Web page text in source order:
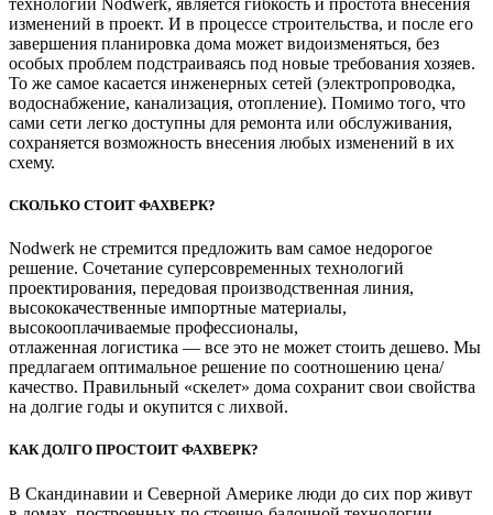
изменений в проект. И в процессе строительства, и после его
завершения планировка дома может видоизменяться, без
особых проблем подстраиваясь под новые требования хозяев.
То же самое касается инженерных сетей (электропроводка,
водоснабжение, канализация, отопление). Помимо того, что
сами сети легко доступны для ремонта или обслуживания,
сохраняется возможность внесения любых изменений в их
схему.
СКОЛЬКО СТОИТ ФАХВЕРК?
Nodwerk не стремится предложить вам самое недорогое
решение. Сочетание суперсовременных технологий
проектирования, передовая производственная линия,
высококачественные импортные материалы,
высокооплачиваемые профессионалы,
отлаженная логистика — все это не может стоить дешево. Мы
предлагаем оптимальное решение по соотношению цена/
качество. Правильный «скелет» дома сохранит свои свойства
на долгие годы и окупится с лихвой.
КАК ДОЛГО ПРОСТОИТ ФАХВЕРК?
В Скандинавии и Северной Америке люди до сих пор живут